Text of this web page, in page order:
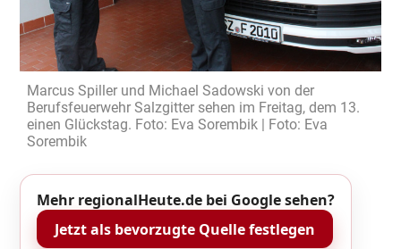
Marcus Spiller und Michael Sadowski von der
Berufsfeuerwehr Salzgitter sehen im Freitag, dem 13.
einen Glückstag. Foto: Eva Sorembik | Foto: Eva
Sorembik
Mehr regionalHeute.de bei Google sehen?
Jetzt als bevorzugte Quelle festlegen